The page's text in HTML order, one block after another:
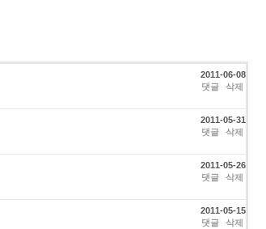
2011-06-08
댓글
삭제
2011-05-31
댓글
삭제
2011-05-26
댓글
삭제
2011-05-15
댓글
삭제